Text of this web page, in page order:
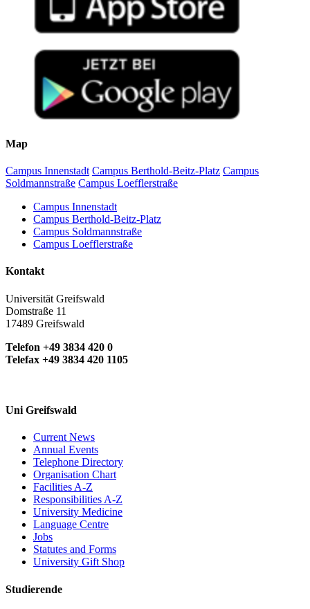
Wintersemester 2021/22
Sommersemester 2021
Wintersemester 2020/21
Sommersemester 2020
Wintersemester 2019/20
Sommersemester 2019
Wintersemester 2018/19
Sommersemester 2018
Sommersemester 2017
Wintersemester 2016/17
Map
Campus Innenstadt Campus Berthold-Beitz-Platz Campus
Soldmannstraße Campus Loefflerstraße
Campus Innenstadt
Campus Berthold-Beitz-Platz
Campus Soldmannstraße
Campus Loefflerstraße
Kontakt
Universität Greifswald
Domstraße 11
17489 Greifswald
Telefon +49 3834 420 0
Telefax +49 3834 420 1105
Uni Greifswald
Current News
Annual Events
Telephone Directory
Organisation Chart
Facilities A-Z
Responsibilities A-Z
University Medicine
Language Centre
Jobs
Statutes and Forms
University Gift Shop
Studierende